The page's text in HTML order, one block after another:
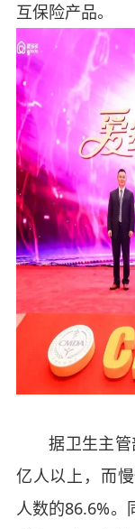
互保险产品。
据卫生主管
亿人以上，而
人数的86.6%。